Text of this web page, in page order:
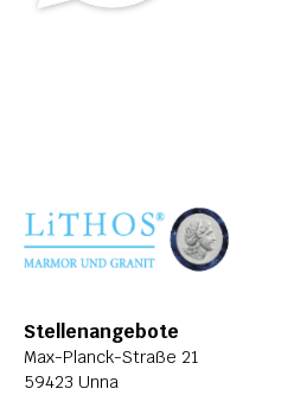
Stellenangebote
Max-Planck-Straße 21
59423 Unna